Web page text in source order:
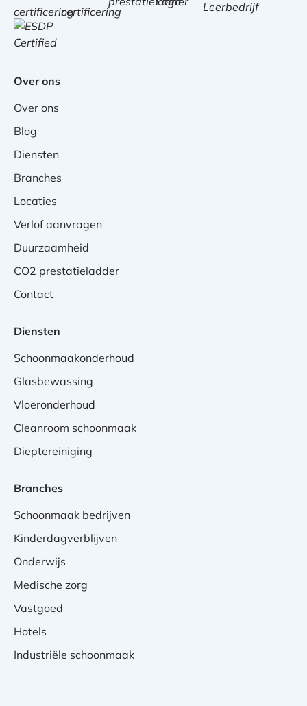
Over ons
Over ons
Blog
Diensten
Branches
Locaties
Verlof aanvragen
Duurzaamheid
CO2 prestatieladder
Contact
Diensten
Schoonmaakonderhoud
Glasbewassing
Vloeronderhoud
Cleanroom schoonmaak
Dieptereiniging
Branches
Schoonmaak bedrijven
Kinderdagverblijven
Onderwijs
Medische zorg
Vastgoed
Hotels
Industriële schoonmaak